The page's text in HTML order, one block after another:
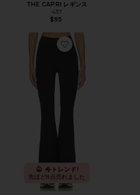
THE CAPRI レギンス
437
$95
Favorite LEISURE パンツ
今トレンド!
先ほど8点売れました